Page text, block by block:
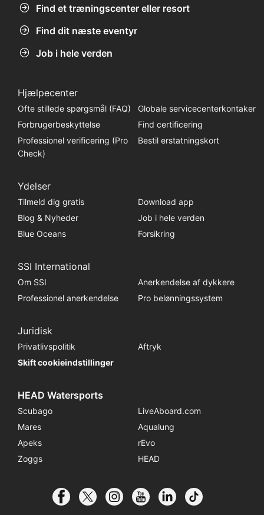
Find et træningscenter eller resort
Find dit næste eventyr
Job i hele verden
Hjælpecenter
Ofte stillede spørgsmål (FAQ)
Globale servicecenterkontaker
Forbrugerbeskyttelse
Find certificering
Professionel verificering (Pro
Check)
Bestil erstatningskort
Ydelser
Tilmeld dig gratis
Download app
Blog & Nyheder
Job i hele verden
Blue Oceans
Forsikring
SSI International
Om SSI
Anerkendelse af dykkere
Professionel anerkendelse
Pro belønningssystem
Juridisk
Privatlivspolitik
Aftryk
Skift cookieindstillinger
HEAD Watersports
Scubago
LiveAboard.com
Mares
Aqualung
Apeks
rEvo
Zoggs
HEAD